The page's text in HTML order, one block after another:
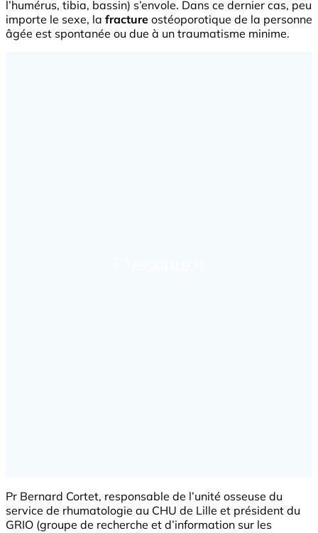
l’humérus, tibia, bassin) s’envole. Dans ce dernier cas, peu
importe le sexe, la fracture ostéoporotique de la personne
âgée est spontanée ou due à un traumatisme minime.
Pr Bernard Cortet, responsable de l’unité osseuse du
service de rhumatologie au CHU de Lille et président du
GRIO (groupe de recherche et d’information sur les